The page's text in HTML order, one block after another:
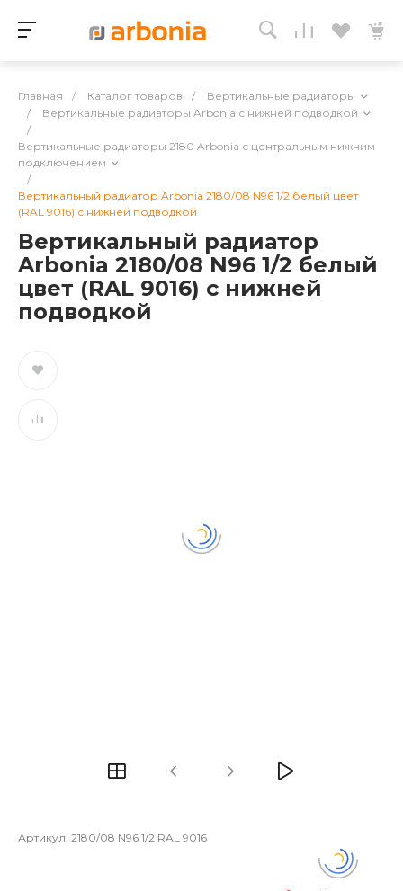
Главная / Каталог товаров /
Вертикальные радиаторы
/
Вертикальные радиаторы Arbonia с нижней подводкой
/
Вертикальные радиаторы 2180 Arbonia с центральным нижним
подключением
/
Вертикальный радиатор Arbonia 2180/08 N96 1/2 белый цвет
(RAL 9016) с нижней подводкой
Вертикальный радиатор
Arbonia 2180/08 N96 1/2 белый
цвет (RAL 9016) с нижней
подводкой
Артикул: 2180/08 N96 1/2 RAL 9016